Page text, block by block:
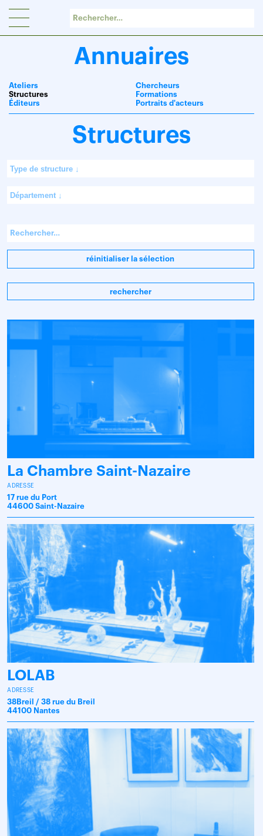
Annuaires
Ateliers
Structures
Éditeurs
Chercheurs
Formations
Portraits d'acteurs
Structures
réinitialiser la sélection
rechercher
La Chambre Saint-Nazaire
ADRESSE
17 rue du Port
44600 Saint-Nazaire
LOLAB
ADRESSE
38Breil / 38 rue du Breil
44100 Nantes